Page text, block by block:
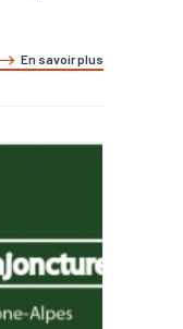
En savoir plus